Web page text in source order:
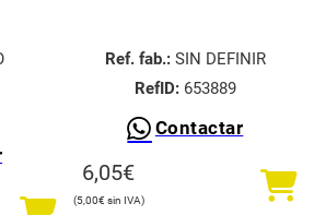
Ref. fab.:SIN DEFINIR
RefID:653889
Contactar
6,05€
5,00€